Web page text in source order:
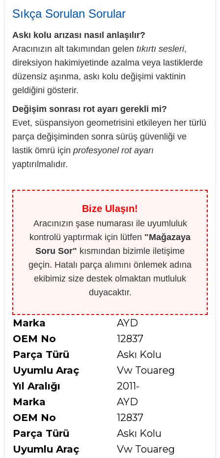
Sıkça Sorulan Sorular
Askı kolu arızası nasıl anlaşılır?
Aracınızın alt takımından gelen tıkırtı sesleri,
direksiyon hakimiyetinde azalma veya lastiklerde
düzensiz aşınma, askı kolu değişimi vaktinin
geldiğini gösterir.
Değişim sonrası rot ayarı gerekli mi?
Evet, süspansiyon geometrisini etkileyen her türlü
parça değişiminden sonra sürüş güvenliği ve
lastik ömrü için profesyonel rot ayarı
yaptırılmalıdır.
Bize Ulaşın!
Aracınızın şase numarası ile uyumluluk
kontrolü yaptırmak için lütfen "Mağazaya
Soru Sor" kısmından bizimle iletişime
geçin. Hatalı parça alımını önlemek adına
ekibimiz size destek olmaktan mutluluk
duyacaktır.
Marka
AYD
OEM No
12837
Parça Türü
Askı Kolu
Uyumlu Araç
Vw Touareg
Yıl Aralığı
2011-
Marka
AYD
OEM No
12837
Parça Türü
Askı Kolu
Uyumlu Araç
Vw Touareg